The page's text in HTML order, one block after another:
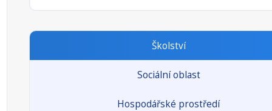
Školství
Sociální oblast
Hospodářské prostředí